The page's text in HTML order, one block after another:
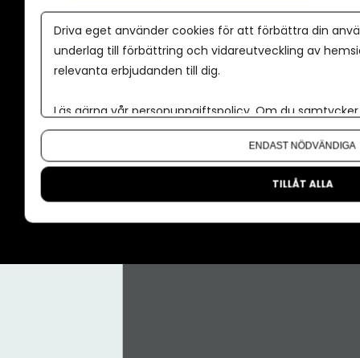
Tillgänglighet
Kontakt
Om oss
Nyhetsbrev
CMS för medier
Facebook
Driva eget använder cookies för att förbättra din
underlag till förbättring och vidareutveckling av
relevanta erbjudanden till dig.
Läs gärna vår personuppgiftspolicy. Om du
Om du vill ändra ditt val i efterhand hittar du den
ENDAST NÖDVÄNDIGA
TILLÅT ALLA